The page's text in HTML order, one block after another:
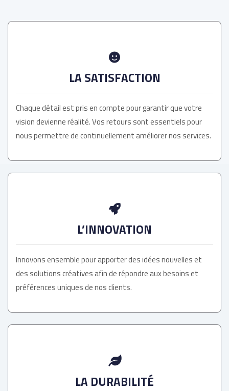
LA SATISFACTION
Chaque détail est pris en compte pour garantir que votre
vision devienne réalité. Vos retours sont essentiels pour
nous permettre de continuellement améliorer nos services.
L’INNOVATION
Innovons ensemble pour apporter des idées nouvelles et
des solutions créatives afin de répondre aux besoins et
préférences uniques de nos clients.
LA DURABILITÉ